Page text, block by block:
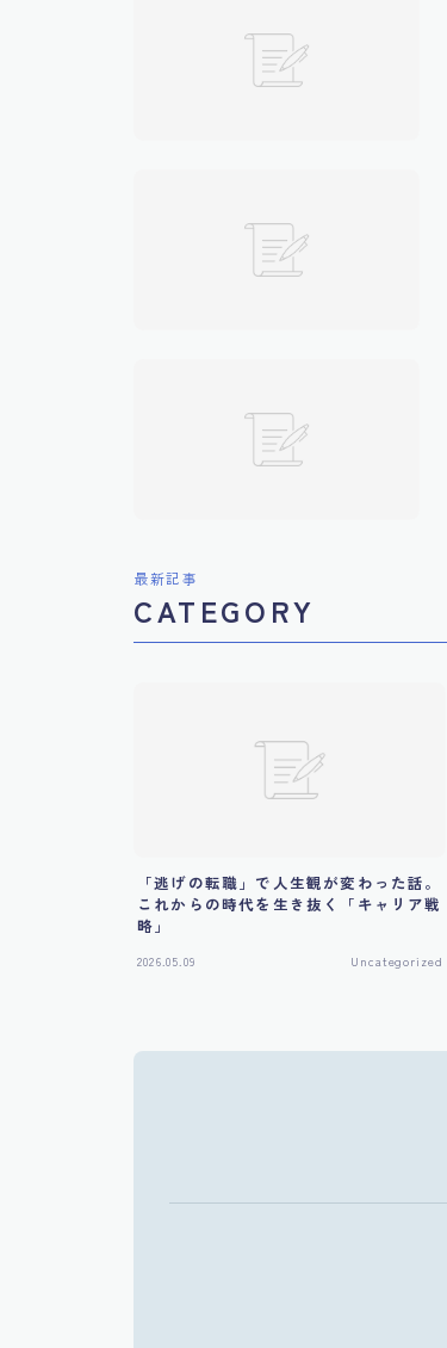
最新記事
CATEGORY
「逃げの転職」で人生観が変わった話。
これからの時代を生き抜く「キャリア戦
略」
2026.05.09 Uncategorized